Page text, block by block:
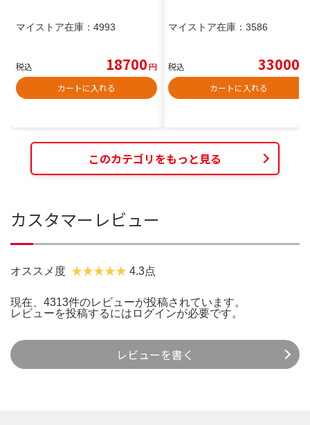
マイストア在庫： 4993
税込 18700円
カートに入れる
マイストア在庫： 3586
税込 33000
カートに入れる
このカテゴリをもっと見る
カスタマーレビュー
オススメ度 4.3点
現在、4313件のレビューが投稿されています。
レビューを投稿するには ログインが必要です。
レビューを書く